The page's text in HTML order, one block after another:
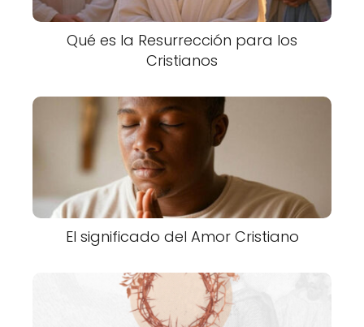
Qué es la Resurrección para los
Cristianos
El significado del Amor Cristiano